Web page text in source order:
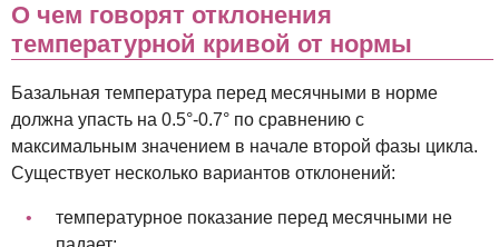
О чем говорят отклонения
температурной кривой от нормы
Базальная температура перед месячными в норме
должна упасть на 0.5°-0.7° по сравнению с
максимальным значением в начале второй фазы цикла.
Существует несколько вариантов отклонений:
температурное показание перед месячными не